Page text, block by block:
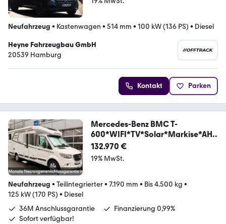
Neufahrzeug • Kastenwagen • 514 mm • 100 kW (136 PS) • Diesel
Heyne Fahrzeugbau GmbH
20539 Hamburg
Kontakt Parken
Mercedes-Benz BMC T-
600*WIFI*TV*Solar*Markise*AHK
*LED*AKTION**
132.970 €
19% MwSt.
Neufahrzeug • Teilintegrierter• 7.190 mm • Bis 4.500 kg •
125 kW (170 PS) • Diesel
36M Anschlussgarantie
Finanzierung 0,99%
Sofort verfügbar!